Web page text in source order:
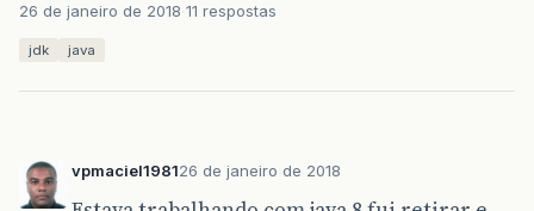
26 de janeiro de 2018 11 respostas
jdk java
vpmaciel198126 de janeiro de 2018